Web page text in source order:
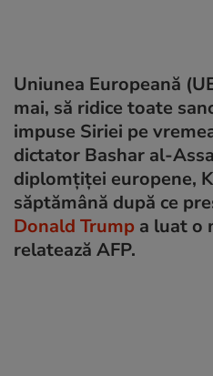
Uniunea Europeană
mai, să ridice toate
impuse Siriei pe
dictator Bashar al-
diplomţiţei europene,
săptămână după ce
Donald Trump a luat o
relatează AFP.